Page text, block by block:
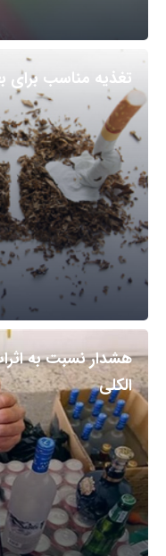
تغذیه مناسب برای
هشدار نسبت به
الکلی